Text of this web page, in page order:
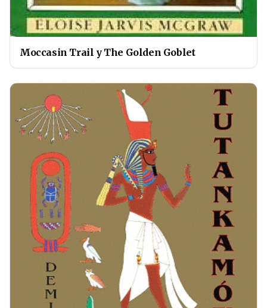
Moccasin Trail y The Golden Goblet